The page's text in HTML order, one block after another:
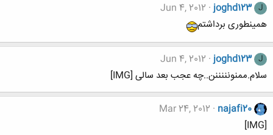
J
joghd123
Jun 4, 2012
همینطوری برداشتم
J
joghd123
Jun 4, 2012
سلام.ممنونننننن..چه عجب بعد سالی [IMG]
najafi20
Mar 24, 2012
[IMG]